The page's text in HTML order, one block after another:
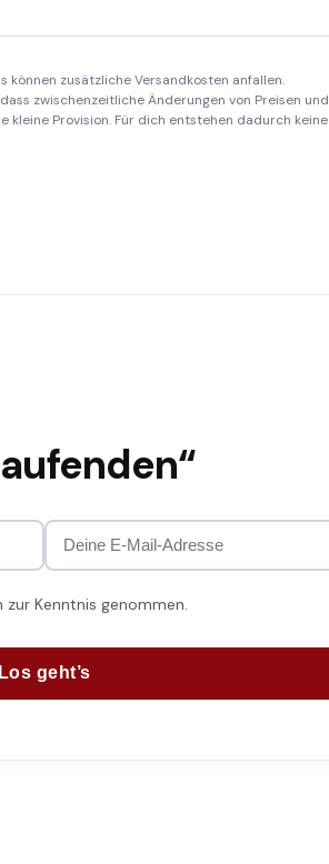
zusätzliche Versandkosten anfallen.
zwischenzeitliche Änderungen von Preisen und
kleine Provision. Für dich entstehen dadurch keine
Kenntnis genommen.
Los geht’s